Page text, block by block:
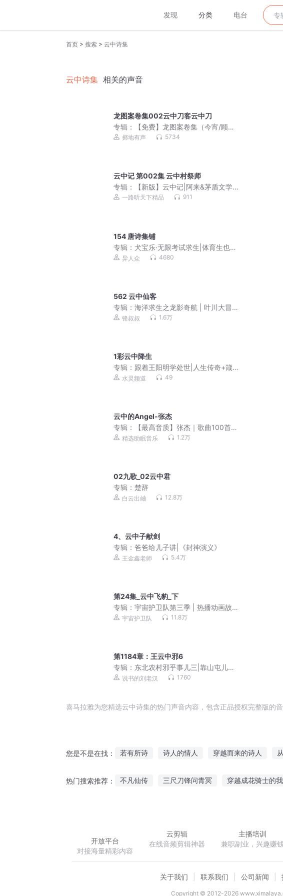
发现 分类 电台
首页 > 搜索 > 云中诗集
云中诗集 相关的声音
龙图案卷集002云中刀客云中刀
专辑：
【免费】龙图案卷集（今宵/顾辰
领衔多人有声剧）| 探案
掷地有声 5734
云中记 第002集 云中村祭师
专辑：
【新版】云中记|阿来&茅盾文学
奖|尘埃落定|畅销书
一路听天下精品 911
154 唐诗集铺
专辑： 犬宝乐·无限考试求生|体育生也能
逆袭学霸|千面世界
异人众 4680
562 云中仙客
专辑： 海洋求生之龙影奇航 | 叶川大冒
险 | 锋叔叔
锋叔叔 1.6万
1彩云中降生
专辑： 跟着王阳明学处世|人生传奇+箴
言智慧+传习录精读
水灵频道 49
云中的Angel-张杰
专辑：
【最高音质】张杰｜歌曲100首精
选 精选助眠音乐 1.2万
02九歌_02云中君
专辑： 楚辞
白云出岫 12.8万
4、云中子献剑
专辑： 爸爸给儿子讲|《封神演义》
王金鑫老师 5.4万
第24集_云中飞豹_下
专辑： 宇宙护卫队第三季 | 热播动画故
事 宇宙护卫队 11.8万
第1184章：王云中邪6
专辑： 东北农村邪乎事儿三|靠山屯儿那
些出马仙儿|灵异悬疑
说书的刘老汉 1760
喜马拉雅为您精选云中诗集的热门声音内容，包含正品授权完整版的
您是不是在找： 若有所诗 诗人的情人 穿越而来的诗人
热门搜索推荐： 不凡仙传 三尺刀锋问青冥 穿越成花骑士的
开放平台
对接海量精彩内容
云剪辑
在线音频剪辑神器
主播培训
兼职副业，兴趣赚钱
关于我们 联系我们 公司新闻
Copyright © 2012-2026